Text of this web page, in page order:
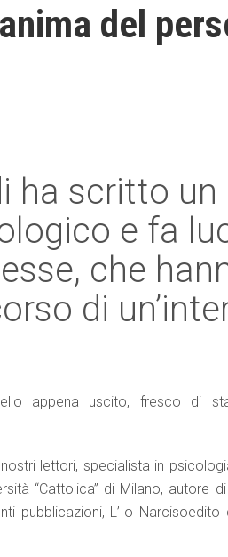
del
ha scritto
e fa
che
di
appena uscito, fresco di
lettori, specialista in
“Cattolica” di Milano, autore
pubblicazioni, L’Io